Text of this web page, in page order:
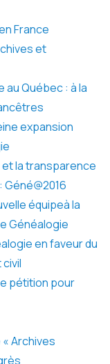
France
et
au Québec : à la
expansion
et la transparence
équipeà la
Généalogie
en faveur du
pétition pour
Archives